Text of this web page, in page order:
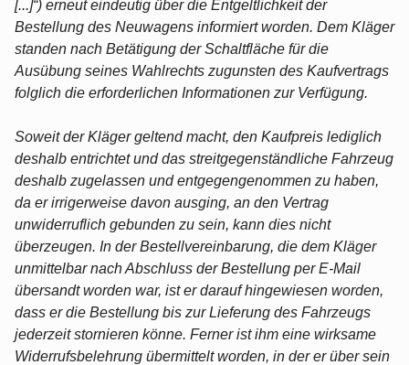
[...]“) erneut eindeutig über die Entgeltlichkeit der
Bestellung des Neuwagens informiert worden. Dem Kläger
standen nach Betätigung der Schaltfläche für die
Ausübung seines Wahlrechts zugunsten des Kaufvertrags
folglich die erforderlichen Informationen zur Verfügung.
Soweit der Kläger geltend macht, den Kaufpreis lediglich
deshalb entrichtet und das streitgegenständliche Fahrzeug
deshalb zugelassen und entgegengenommen zu haben,
da er irrigerweise davon ausging, an den Vertrag
unwiderruflich gebunden zu sein, kann dies nicht
überzeugen. In der Bestellvereinbarung, die dem Kläger
unmittelbar nach Abschluss der Bestellung per E-Mail
übersandt worden war, ist er darauf hingewiesen worden,
dass er die Bestellung bis zur Lieferung des Fahrzeugs
jederzeit stornieren könne. Ferner ist ihm eine wirksame
Widerrufsbelehrung übermittelt worden, in der er über sein